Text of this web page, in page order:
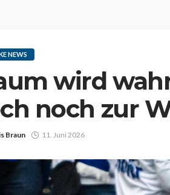
NEWS
wird
noch zur
Braun 11. Juni 2026